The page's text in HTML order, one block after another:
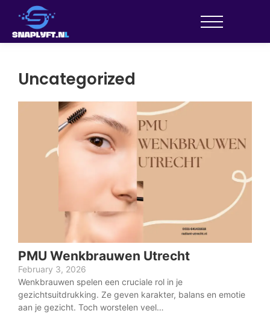
Uncategorized
PMU Wenkbrauwen Utrecht
February 3, 2026
Wenkbrauwen spelen een cruciale rol in je
gezichtsuitdrukking. Ze geven karakter, balans en emotie
aan je gezicht. Toch worstelen veel…